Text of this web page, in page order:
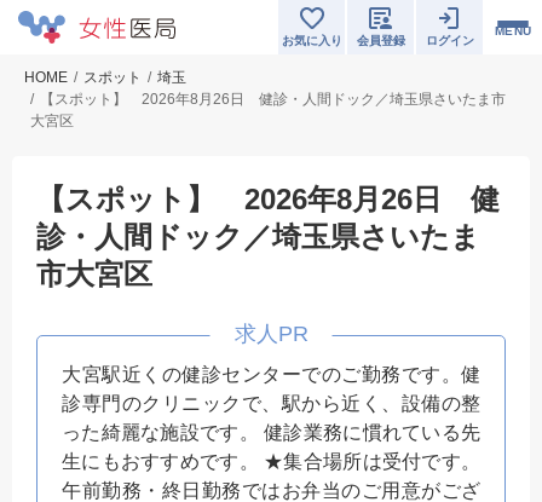
MENU
お気に入り 会員登録 ログイン
HOME スポット
埼玉
【スポット】 2026年8月26日 健診・人間ドック／埼玉県さいたま市
大宮区
【スポット】 2026年8月26日 健
診・人間ドック／埼玉県さいたま
市大宮区
大宮駅近くの健診センターでのご勤務です。健
診専門のクリニックで、駅から近く、設備の整
った綺麗な施設です。 健診業務に慣れている先
生にもおすすめです。 ★集合場所は受付です。
午前勤務・終日勤務ではお弁当のご用意がござ